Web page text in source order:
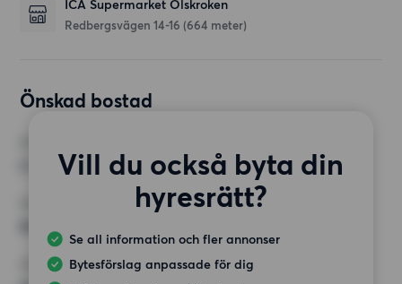
ICA Supermarket Olskroken
Redbergsvägen 14-16 (664 meter)
Önskad bostad
Vill du också byta din
hyresrätt?
Se all information och fler annonser
Bytesförslag anpassade för dig
MINST ANTAL KVADRATMETER
HÖGSTA HYRA